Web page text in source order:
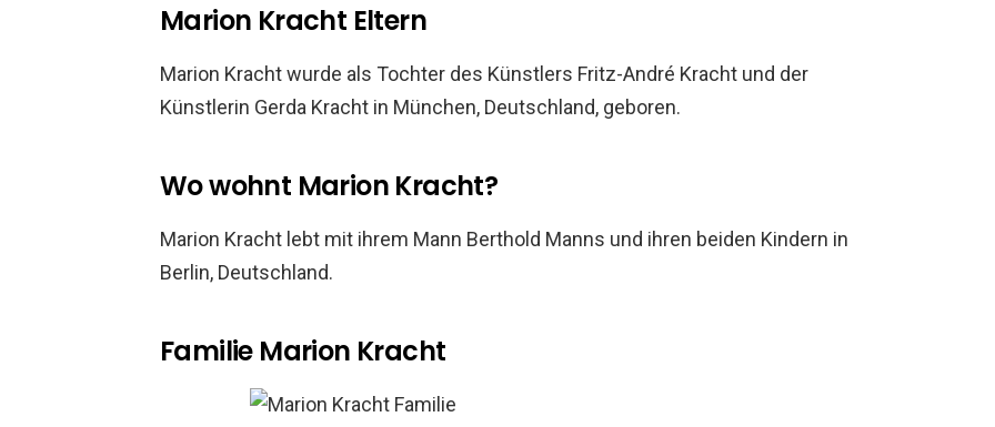
Marion Kracht Eltern
Marion Kracht wurde als Tochter des Künstlers Fritz-André Kracht und der
Künstlerin Gerda Kracht in München, Deutschland, geboren.
Wo wohnt Marion Kracht?
Marion Kracht lebt mit ihrem Mann Berthold Manns und ihren beiden Kindern in
Berlin, Deutschland.
Familie Marion Kracht